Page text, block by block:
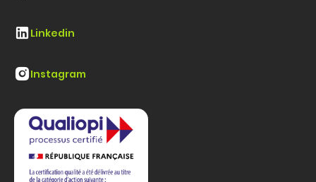
Linkedin
Instagram